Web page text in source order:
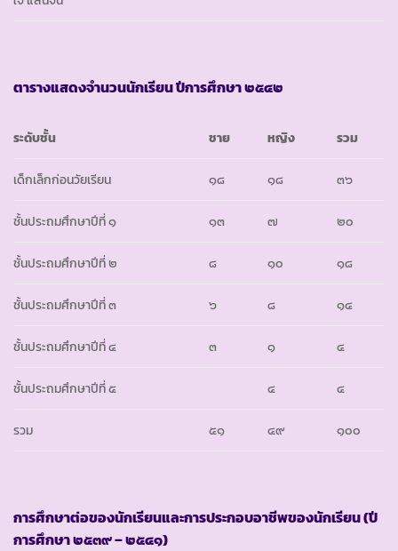
ตารางแสดงจำนวนนักเรียน ปีการศึกษา ๒๕๔๒
ระดับชั้น ชาย หญิง รวม
เด็กเล็กก่อนวัยเรียน ๑๘ ๑๘ ๓๖
ชั้นประถมศึกษาปีที่ ๑ ๑๓ ๗ ๒๐
ชั้นประถมศึกษาปีที่ ๒ ๘ ๑๐ ๑๘
ชั้นประถมศึกษาปีที่ ๓ ๖ ๘ ๑๔
ชั้นประถมศึกษาปีที่ ๔ ๓ ๑ ๔
ชั้นประถมศึกษาปีที่ ๕ ๔ ๔
รวม ๕๑ ๔๙ ๑๐๐
การศึกษาต่อของนักเรียนและการประกอบอาชีพของนักเรียน (ปี
การศึกษา ๒๕๓๙ – ๒๕๔๑)